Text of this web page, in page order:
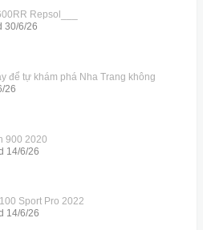
Repsol___
30/6/26
để tự khám phá Nha Trang không
26
900 2020
14/6/26
Sport Pro 2022
14/6/26